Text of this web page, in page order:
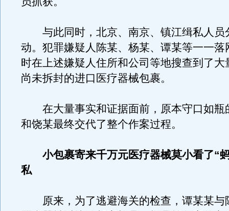
与此同时，北京、南京、镇江缉私人员
动。犯罪嫌疑人陈某、杨某、谭某等一一落
时在上述嫌疑人住所和公司等地搜查到了大
尚未拆封的进口医疗器械包裹。
在大量事实和证据面前，原本守口如瓶
和饶某最终交代了整个作案过程。
小包裹寄来千万元医疗器械莫小看了“
私
原来，为了逃避海关的检查，谭某某与